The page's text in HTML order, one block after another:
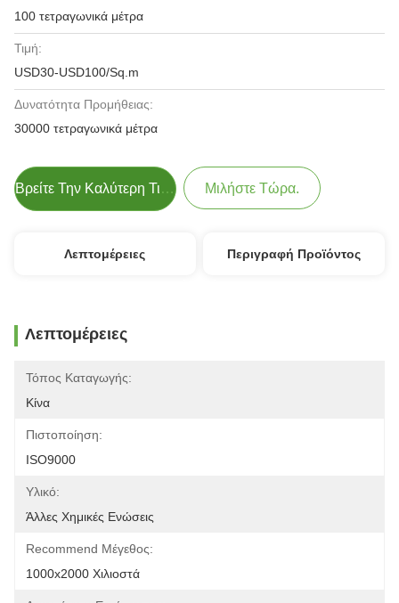
100 τετραγωνικά μέτρα
Τιμή:
USD30-USD100/Sq.m
Δυνατότητα Προμήθειας:
30000 τετραγωνικά μέτρα
Βρείτε Την Καλύτερη Τιμή Μιλήστε Τώρα.
Λεπτομέρειες Περιγραφή Προϊόντος
Λεπτομέρειες
Τόπος Καταγωγής:
Κίνα
Πιστοποίηση:
ISO9000
Υλικό:
Άλλες Χημικές Ενώσεις
Recommend Μέγεθος:
1000x2000 Χιλιοστά